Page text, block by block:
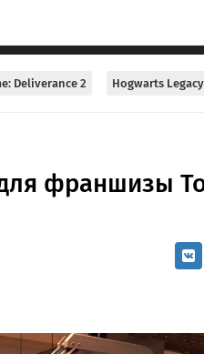
Deliverance 2 Hogwarts Legacy
франшизы